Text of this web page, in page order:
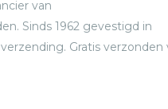
van
Sinds 1962 gevestigd in
Gratis verzonden